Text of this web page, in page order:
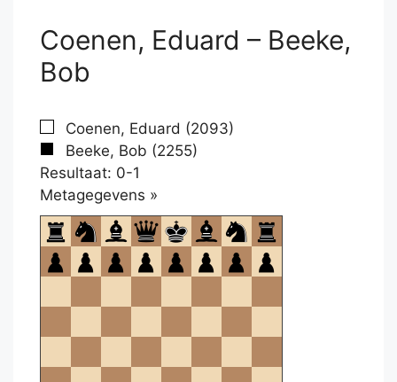
Coenen, Eduard – Beeke,
Bob
Coenen, Eduard (2093)
Beeke, Bob (2255)
Resultaat: 0-1
Metagegevens »
om
te
openen.